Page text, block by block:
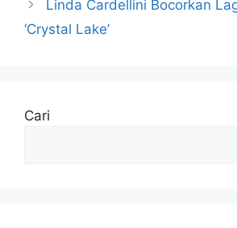
Linda Cardellini Bocorkan
‘Crystal Lake’
Cari